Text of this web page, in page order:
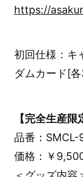
https://
初回仕様：キ
ダムカード[
【完全生産
品番：
価格：￥